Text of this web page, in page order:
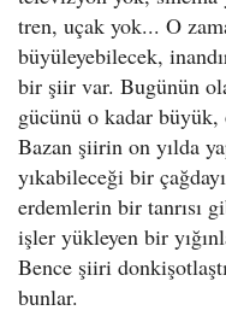
tren, uçak yok... O
büyüleyebilecek,
bir şiir var. Bugünün
gücünü o kadar
Bazan şiirin on yılda
yıkabileceği bir
erdemlerin bir tanrısı
işler yükleyen bir
Bence şiiri
bunlar.